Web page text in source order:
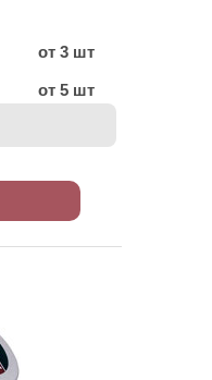
от 3 шт
от 5 шт